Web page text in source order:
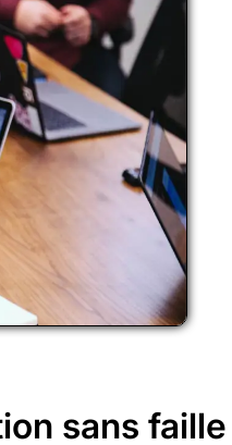
sans faille